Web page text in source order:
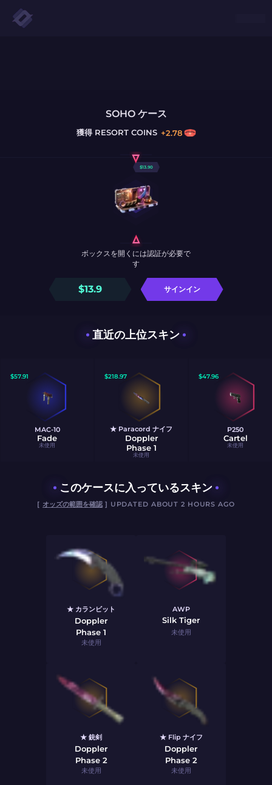
SOHO ケース
獲得RESORT COINS +2.78
$13.90
$13.9 サインイン
ボックスを開くには認証が必要で
す
直近の上位スキン
$57.91
MAC-10
Fade
未使用
$218.97
★ Paracord ナイフ
Doppler
Phase 1
未使用
$47.96
P250
Cartel
未使用
このケースに入っているスキン
[ オッズの範囲を確認] UPDATED ABOUT 2 HOURS AGO
★ カランビット
Doppler
Phase 1
未使用
AWP
Silk Tiger
未使用
★ 銃剣
Doppler
Phase 2
未使用
★ Flip ナイフ
Doppler
Phase 2
未使用